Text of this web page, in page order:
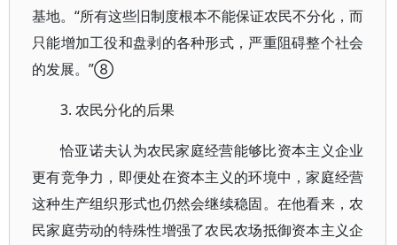
基地。“所有这些旧制度根本不能保证农民不分化，而
只能增加工役和盘剥的各种形式，严重阻碍整个社会
的发展。”⑧
3. 农民分化的后果
恰亚诺夫认为农民家庭经营能够比资本主义企业
更有竞争力，即便处在资本主义的环境中，家庭经营
这种生产组织形式也仍然会继续稳固。在他看来，农
民家庭劳动的特殊性增强了农民农场抵御资本主义企